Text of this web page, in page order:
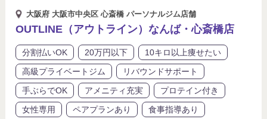
大阪府 大阪市中央区 心斎橋 パーソナルジム店舗
OUTLINE（アウトライン）なんば・心斎橋店
分割払いOK 20万円以下
10キロ以上痩せたい
高級プライベートジム
リバウンドサポート
手ぶらでOK
アメニティ充実
プロテイン付き
女性専用
ペアプランあり
食事指導あり